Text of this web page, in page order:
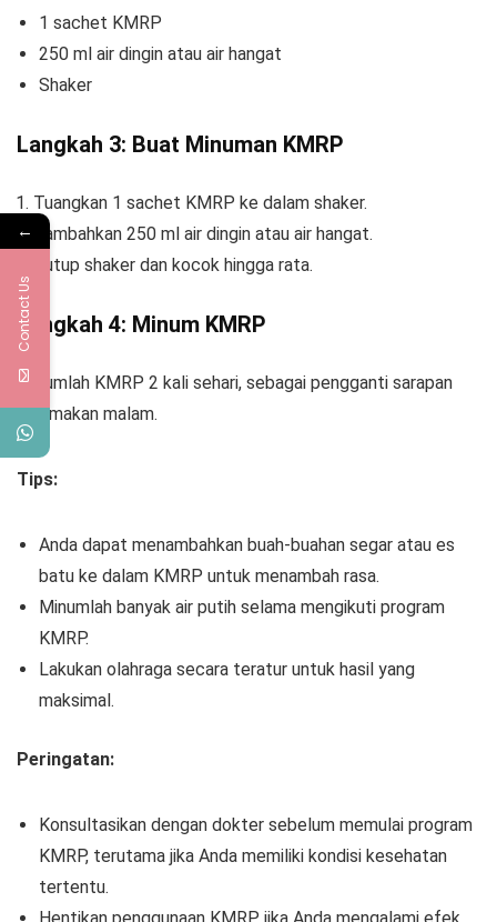
1 sachet KMRP
250 ml air dingin atau air hangat
Shaker
Langkah 3: Buat Minuman KMRP
Tuangkan 1 sachet KMRP ke dalam shaker.
Tambahkan 250 ml air dingin atau air hangat.
Tutup shaker dan kocok hingga rata.
Langkah 4: Minum KMRP
Minumlah KMRP 2 kali sehari, sebagai pengganti sarapan
dan makan malam.
Tips:
Anda dapat menambahkan buah-buahan segar atau es
batu ke dalam KMRP untuk menambah rasa.
Minumlah banyak air putih selama mengikuti program
KMRP.
Lakukan olahraga secara teratur untuk hasil yang
maksimal.
Peringatan:
Konsultasikan dengan dokter sebelum memulai program
KMRP, terutama jika Anda memiliki kondisi kesehatan
tertentu.
←
Contact Us